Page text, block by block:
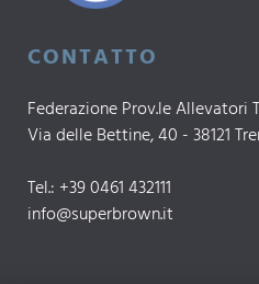
CONTATTO
Federazione Prov.le Allevatori
Via delle Bettine, 40 - 38121
Tel.: +39 0461 432111
info@superbrown.it